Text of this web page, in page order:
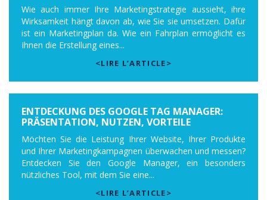
Wie auch immer Ihre Marketingstrategie aussieht, ihre
Wirksamkeit hängt davon ab, wie Sie sie umsetzen. Dafür
ist ein Marketingplan da. Wie ein Fahrplan ermöglicht es
Ihnen die Erstellung eines...
<LIRE L’ARTICLE>
ENTDECKUNG DES GOOGLE TAG MANAGER:
PRÄSENTATION, NUTZEN, VORTEILE
Möchten Sie die Leistung Ihrer Website, Ihrer Produkte
und Ihrer Marketingkampagnen überwachen und messen?
Entdecken Sie den Google Manager, ein besonders
nützliches Tool, mit dem Sie eine...
<LIRE L’ARTICLE>